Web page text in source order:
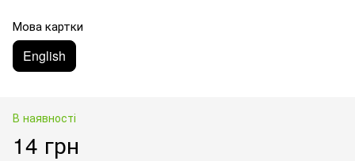
Мова картки
English
В наявності
14 грн